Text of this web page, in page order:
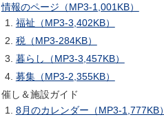
情報のページ（MP3-1,001KB）
福祉（MP3-3,402KB）
税（MP3-284KB）
暮らし（MP3-3,457KB）
募集（MP3-2,355KB）
催し＆施設ガイド
8月のカレンダー（MP3-1,777KB）